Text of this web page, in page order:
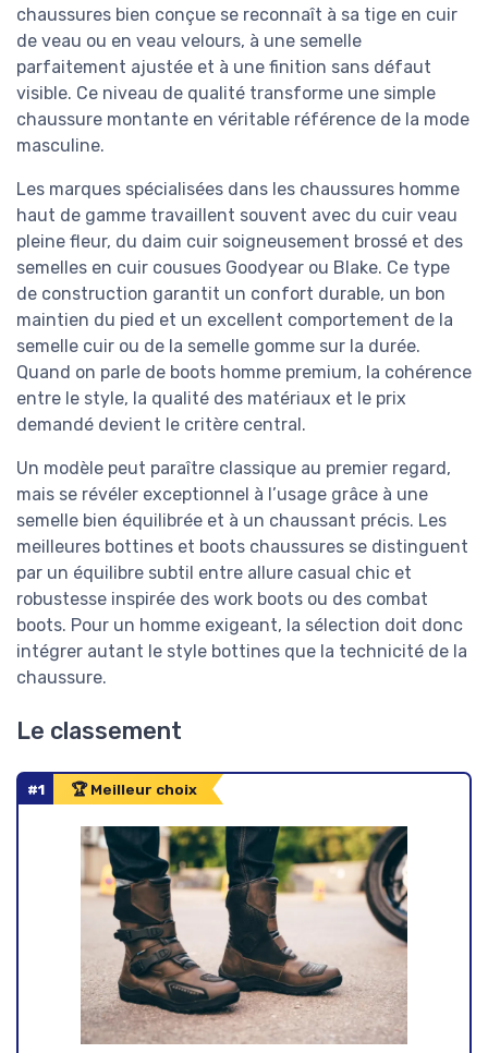
chaussures bien conçue se reconnaît à sa tige en cuir
de veau ou en veau velours, à une semelle
parfaitement ajustée et à une finition sans défaut
visible. Ce niveau de qualité transforme une simple
chaussure montante en véritable référence de la mode
masculine.
Les marques spécialisées dans les chaussures homme
haut de gamme travaillent souvent avec du cuir veau
pleine fleur, du daim cuir soigneusement brossé et des
semelles en cuir cousues Goodyear ou Blake. Ce type
de construction garantit un confort durable, un bon
maintien du pied et un excellent comportement de la
semelle cuir ou de la semelle gomme sur la durée.
Quand on parle de boots homme premium, la cohérence
entre le style, la qualité des matériaux et le prix
demandé devient le critère central.
Un modèle peut paraître classique au premier regard,
mais se révéler exceptionnel à l’usage grâce à une
semelle bien équilibrée et à un chaussant précis. Les
meilleures bottines et boots chaussures se distinguent
par un équilibre subtil entre allure casual chic et
robustesse inspirée des work boots ou des combat
boots. Pour un homme exigeant, la sélection doit donc
intégrer autant le style bottines que la technicité de la
chaussure.
Le classement
#1 🏆 Meilleur choix